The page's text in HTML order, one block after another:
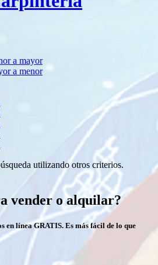
a mayor
a menor
utilizando otros criterios.
vender o alquilar?
en línea GRATIS. Es más fácil de lo que